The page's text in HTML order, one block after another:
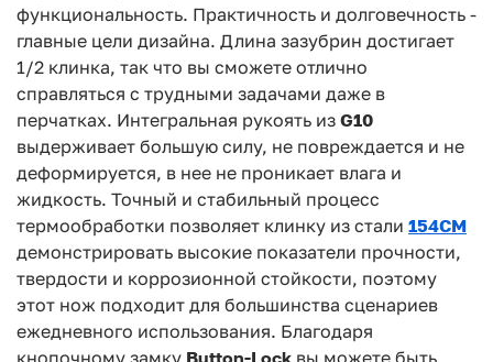
функциональность. Практичность и долговечность -
главные цели дизайна. Длина зазубрин достигает
1/2 клинка, так что вы сможете отлично
справляться с трудными задачами даже в
перчатках. Интегральная рукоять из G10
выдерживает большую силу, не повреждается и не
деформируется, в нее не проникает влага и
жидкость. Точный и стабильный процесс
термообработки позволяет клинку из стали 154CM
демонстрировать высокие показатели прочности,
твердости и коррозионной стойкости, поэтому
этот нож подходит для большинства сценариев
ежедневного использования. Благодаря
кнопочному замку Button-Lock вы можете быть